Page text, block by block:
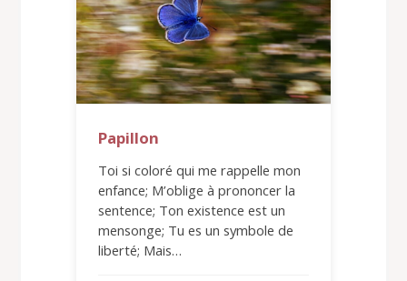
Papillon
Toi si coloré qui me rappelle mon
enfance; M’oblige à prononcer la
sentence; Ton existence est un
mensonge; Tu es un symbole de
liberté; Mais…